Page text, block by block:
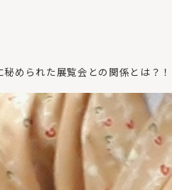
められた展覧会との関係とは？！